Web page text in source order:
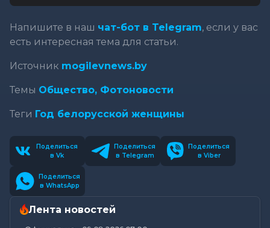
Напишите в наш чат-бот в Telegram, если у вас
есть интересная тема для статьи.
Источник mogilevnews.by
Темы Общество, Фотоновости
Теги Год белорусской женщины
Поделиться
в Vk
Поделиться
в Telegram
Поделиться
в Viber
Поделиться
в WhatsApp
Лента новостей